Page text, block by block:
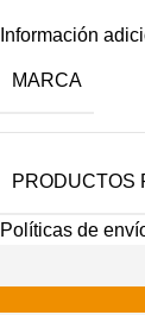
Información
MARCA
PRODUCTOS
Políticas de